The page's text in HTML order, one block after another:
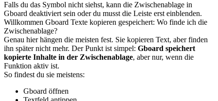
Falls du das Symbol nicht siehst, kann die Zwischenablage in
Gboard deaktiviert sein oder du musst die Leiste erst einblenden.
Willkommen Gboard Texte kopieren gespeichert: Wo finde ich die
Zwischenablage?
Genau hier hängen die meisten fest. Sie kopieren Text, aber finden
ihn später nicht mehr. Der Punkt ist simpel: Gboard speichert
kopierte Inhalte in der Zwischenablage, aber nur, wenn die
Funktion aktiv ist.
So findest du sie meistens:
Gboard öffnen